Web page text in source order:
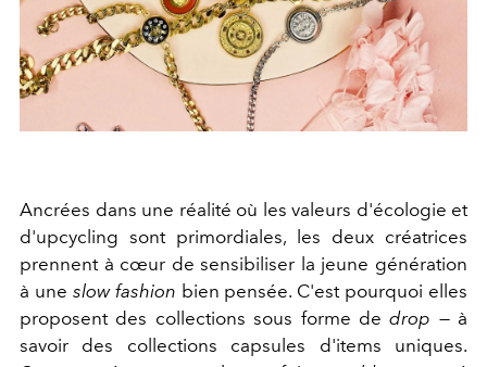
Ancrées dans une réalité où les valeurs d'écologie et
d'upcycling sont primordiales, les deux créatrices
prennent à cœur de sensibiliser la jeune génération
à une slow fashion bien pensée. C'est pourquoi elles
proposent des collections sous forme dedrop — à
savoir des collections capsules d'items uniques.